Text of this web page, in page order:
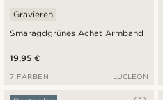
Smaragdgrünes Achat Armband
Gravieren
19,95 €
7 FARBEN LUCLEON